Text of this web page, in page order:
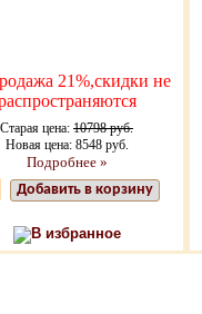
21%,скидки не
Старая цена: 10798 руб.
Новая цена: 8548 руб.
Подробнее »
Добавить в корзину
В избранное